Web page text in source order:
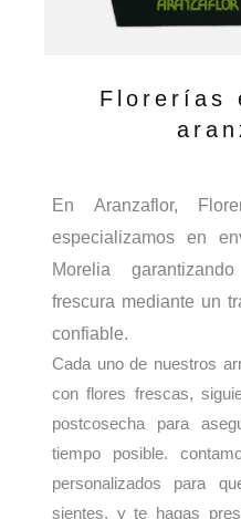
Florerías
En Aranzaflor,
especializamos en
Morelia
frescura mediante un
confiable.
Cada uno de nuestros
con flores frescas,
postcosecha para
tiempo posible.
personalizados para
sientes, y te hagas